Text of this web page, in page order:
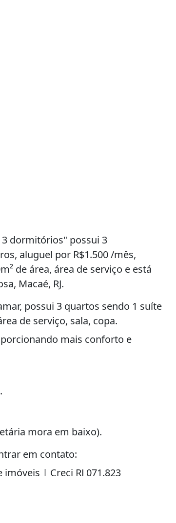
dormitórios" possui 3
aluguel por R$1.500 /mês,
de área, área de serviço e está
Macaé, RJ.
possui 3 quartos sendo 1 suíte
de serviço, sala, copa.
mais conforto e
mora em baixo).
em contato:
| Creci RJ 071.823